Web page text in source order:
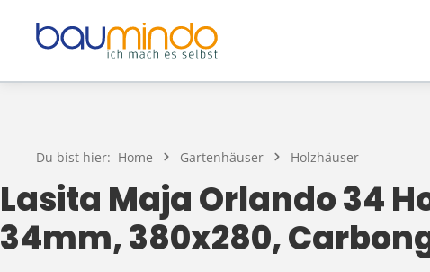
Zum Hauptinhalt springen
Du bist hier: Home Gartenhäuser Holzhäuser
Lasita Maja Orlando 34
34mm, 380x280,